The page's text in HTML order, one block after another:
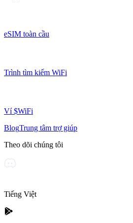
eSIM toàn cầu
Trình tìm kiếm WiFi
Ví $WiFi
BlogTrung tâm trợ giúp
Theo dõi chúng tôi
Tiếng Việt